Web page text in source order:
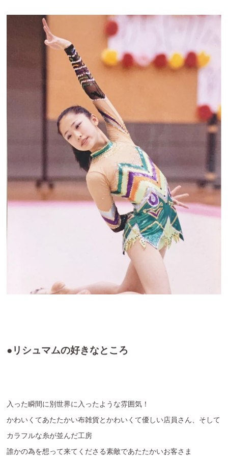
●リシュマムの好きなところ
入った瞬間に別世界に入ったような雰囲気！
かわいくてあたたかい布雑貨とかわいくて優しい店員さん、そして
カラフルな糸が並んだ工房
誰かの為を想って来てくださる素敵であたたかいお客さま